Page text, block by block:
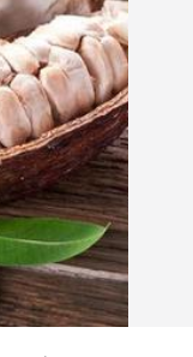
Whatsapp
Email
Wechat